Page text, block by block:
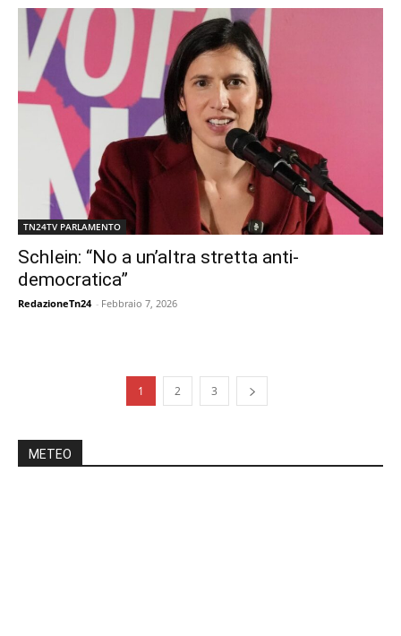
TN24TV PARLAMENTO
Schlein: “No a un’altra stretta anti-
democratica”
RedazioneTn24 - Febbraio 7, 2026
1 2 3
METEO